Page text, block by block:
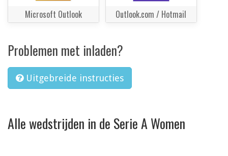
Microsoft Outlook Outlook.com / Hotmail
Problemen met inladen?
Uitgebreide instructies
Alle wedstrijden in de Serie A Women